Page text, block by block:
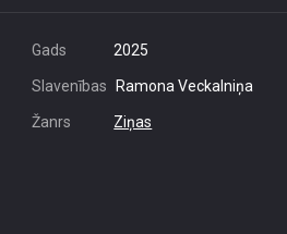
Gads 2025
Slavenības Ramona Veckalniņa
Žanrs Ziņas